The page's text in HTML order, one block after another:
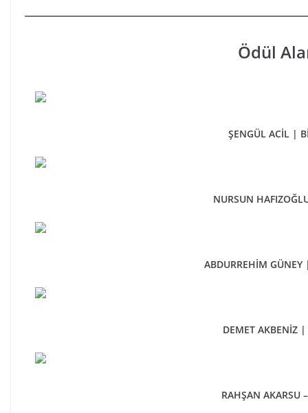
Ödül
ŞENGÜL ACİL |
NURSUN
ABDURREHİM
DEMET AKBENİZ
RAHŞAN AKARSU